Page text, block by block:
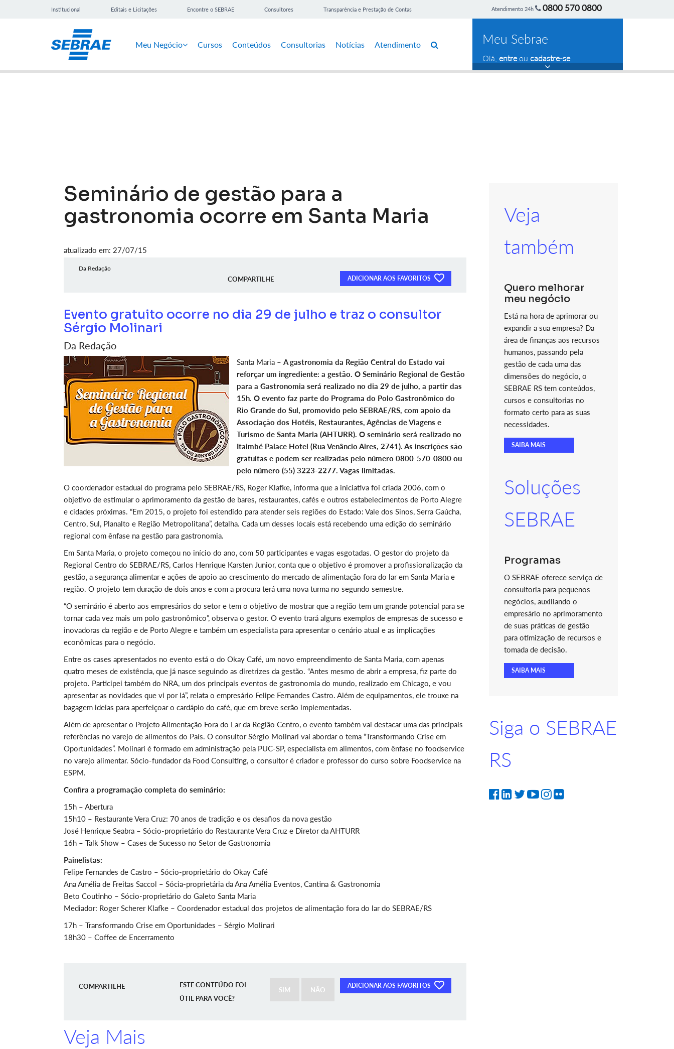
Institucional Editais e Licitações Encontre o SEBRAE Consultores Transparência e Prestação de Contas Atendimento 24h 0800 570 0800
Meu Negócio Cursos Conteúdos Consultorias Notícias Atendimento Meu Sebrae
Olá, entreou cadastre-se
Seminário de gestão para a
gastronomia ocorre em Santa Maria
atualizado em: 27/07/15
Da Redação
COMPARTILHE ADICIONAR AOS FAVORITOS
Evento gratuito ocorre no dia 29 de julho e traz o consultor
Sérgio Molinari
Da Redação
Santa Maria – A gastronomia da Região Central do Estado vai
reforçar um ingrediente: a gestão. O Seminário Regional de Gestão
para a Gastronomia será realizado no dia 29 de julho, a partir das
15h. O evento faz parte do Programa do Polo Gastronômico do
Rio Grande do Sul, promovido pelo SEBRAE/RS, com apoio da
Associação dos Hotéis, Restaurantes, Agências de Viagens e
Turismo de Santa Maria (AHTURR). O seminário será realizado no
Itaimbé Palace Hotel (Rua Venâncio Aires, 2741). As inscrições são
gratuitas e podem ser realizadas pelo número 0800-570-0800 ou
pelo número (55) 3223-2277. Vagas limitadas.
O coordenador estadual do programa pelo SEBRAE/RS, Roger Klafke, informa que a iniciativa foi criada 2006, com o
objetivo de estimular o aprimoramento da gestão de bares, restaurantes, cafés e outros estabelecimentos de Porto Alegre
e cidades próximas. “Em 2015, o projeto foi estendido para atender seis regiões do Estado: Vale dos Sinos, Serra Gaúcha,
Centro, Sul, Planalto e Região Metropolitana”, detalha. Cada um desses locais está recebendo uma edição do seminário
regional com ênfase na gestão para gastronomia.
Em Santa Maria, o projeto começou no início do ano, com 50 participantes e vagas esgotadas. O gestor do projeto da
Regional Centro do SEBRAE/RS, Carlos Henrique Karsten Junior, conta que o objetivo é promover a profissionalização da
gestão, a segurança alimentar e ações de apoio ao crescimento do mercado de alimentação fora do lar em Santa Maria e
região. O projeto tem duração de dois anos e com a procura terá uma nova turma no segundo semestre.
“O seminário é aberto aos empresários do setor e tem o objetivo de mostrar que a região tem um grande potencial para se
tornar cada vez mais um polo gastronômico”, observa o gestor. O evento trará alguns exemplos de empresas de sucesso e
inovadoras da região e de Porto Alegre e também um especialista para apresentar o cenário atual e as implicações
econômicas para o negócio.
Entre os cases apresentados no evento está o do Okay Café, um novo empreendimento de Santa Maria, com apenas
quatro meses de existência, que já nasce seguindo as diretrizes da gestão. “Antes mesmo de abrir a empresa, fiz parte do
projeto. Participei também do NRA, um dos principais eventos de gastronomia do mundo, realizado em Chicago, e vou
apresentar as novidades que vi por lá”, relata o empresário Felipe Fernandes Castro. Além de equipamentos, ele trouxe na
bagagem ideias para aperfeiçoar o cardápio do café, que em breve serão implementadas.
Além de apresentar o Projeto Alimentação Fora do Lar da Região Centro, o evento também vai destacar uma das principais
referências no varejo de alimentos do País. O consultor Sérgio Molinari vai abordar o tema “Transformando Crise em
Oportunidades”. Molinari é formado em administração pela PUC-SP, especialista em alimentos, com ênfase no foodservice
no varejo alimentar. Sócio-fundador da Food Consulting, o consultor é criador e professor do curso sobre Foodservice na
ESPM.
Confira a programação completa do seminário:
15h – Abertura
15h10 – Restaurante Vera Cruz: 70 anos de tradição e os desafios da nova gestão
José Henrique Seabra – Sócio-proprietário do Restaurante Vera Cruz e Diretor da AHTURR
16h – Talk Show – Cases de Sucesso no Setor de Gastronomia
Painelistas:
Felipe Fernandes de Castro – Sócio-proprietário do Okay Café
Ana Amélia de Freitas Saccol – Sócia-proprietária da Ana Amélia Eventos, Cantina & Gastronomia
Beto Coutinho – Sócio-proprietário do Galeto Santa Maria
Mediador: Roger Scherer Klafke – Coordenador estadual dos projetos de alimentação fora do lar do SEBRAE/RS
17h – Transformando Crise em Oportunidades – Sérgio Molinari
18h30 – Coffee de Encerramento
COMPARTILHE ADICIONAR AOS FAVORITOS
ESTE CONTEÚDO FOI
ÚTIL PARA VOCÊ?
SIM NÃO
Veja
também
Quero melhorar
meu negócio
Está na hora de aprimorar ou
expandir a sua empresa? Da
área de finanças aos recursos
humanos, passando pela
gestão de cada uma das
dimensões do negócio, o
SEBRAE RS tem conteúdos,
cursos e consultorias no
formato certo para as suas
necessidades.
SAIBA MAIS
Soluções
SEBRAE
Programas
O SEBRAE oferece serviço de
consultoria para pequenos
negócios, auxiliando o
empresário no aprimoramento
de suas práticas de gestão
para otimização de recursos e
tomada de decisão.
SAIBA MAIS
Siga o SEBRAE
RS
Veja Mais